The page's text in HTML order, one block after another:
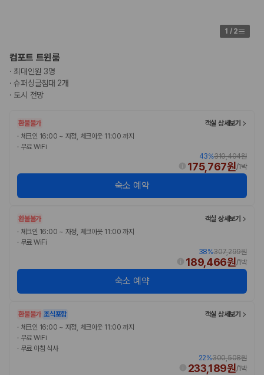
제주렌트카 최저가는 차량 기본요금만으로 판단하기 어렵습니다. 보험 포
함 여부, 면책금, 보상 한도, 옵션 비용, 취소 수수료를 함께 확인해야 실제
로 저렴한 차량을 고를 수 있습니다.
2. 보험 조건은 가격만큼 중요합니다
완전자차와 슈퍼자차는 업체별 보장 범위가 다를 수 있습니다. 카모아에서
수준을 선택할 수 있습니다.
3. 제주공항 접근성과 셔틀 조건을 함께 확인하세요
제주 렌트카는 차량 인수 위치와 셔틀 편의성에 따라 실제 이용 만족도가
달라집니다. 공항에서 렌트카 사무실까지의 이동 조건을 가격과 함께 비교
제주도 렌트카 차종별 가격비교
경차·소형차
혼자 또는 2인 여행에 적합하며 제주 렌트카 최저가를 찾는 사용자
준중형·중형차
커플·친구 여행에서 많이 선택되며 가격과 승차감의 균형이 좋은 차
종입니다.
SUV
가족 여행, 짐이 많은 여행, 장거리 이동에 적합하며 보험 조건과 차
량 연식을 함께 비교하는 것이 좋습니다.
승합차·대형차
단체 여행이나 4인 이상 가족 여행에 적합하며 인원수, 짐 공간, 보
1 / 2
컴포트 트윈룸
· 최대인원 3명
·슈퍼싱글침대 2개
· 도시 전망
환불불가
객실 상세보기
· 체크인 16:00 ~ 자정, 체크아웃 11:00 까지
· 무료 WiFi
43%310,404원
175,767원/1박
숙소 예약
환불불가
객실 상세보기
· 체크인 16:00 ~ 자정, 체크아웃 11:00 까지
· 무료 WiFi
38%307,299원
189,466원/1박
숙소 예약
환불불가 조식포함
객실 상세보기
· 체크인 16:00 ~ 자정, 체크아웃 11:00 까지
· 무료 WiFi
· 무료 아침 식사
22%300,508원
233,189원/1박